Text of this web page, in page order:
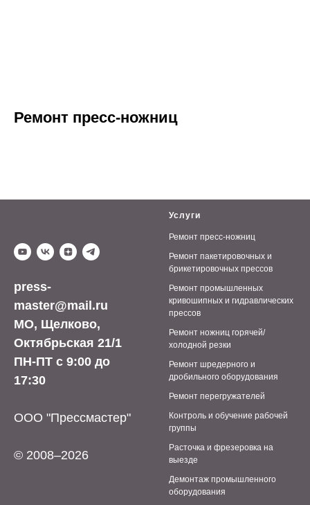
Ремонт пресс-ножниц
press-
master@mail.ru
МО, Щелково,
Октябрьская 21/1
ПН-ПТ с 9:00 до
17:30
ООО "Прессмастер"
© 2008–2026
Услуги
Ремонт пресс-ножниц
Ремонт пакетировочных и
брикетировочных прессов
Ремонт промышленных
кривошипных и гидравлических
прессов
Ремонт ножниц горячей/
холодной резки
Ремонт шредерного и
дробильного оборудования
Ремонт перегружателей
Контроль и обучение рабочей
группы
Расточка и фрезеровка на
выезде
Демонтаж промышленного
оборудования